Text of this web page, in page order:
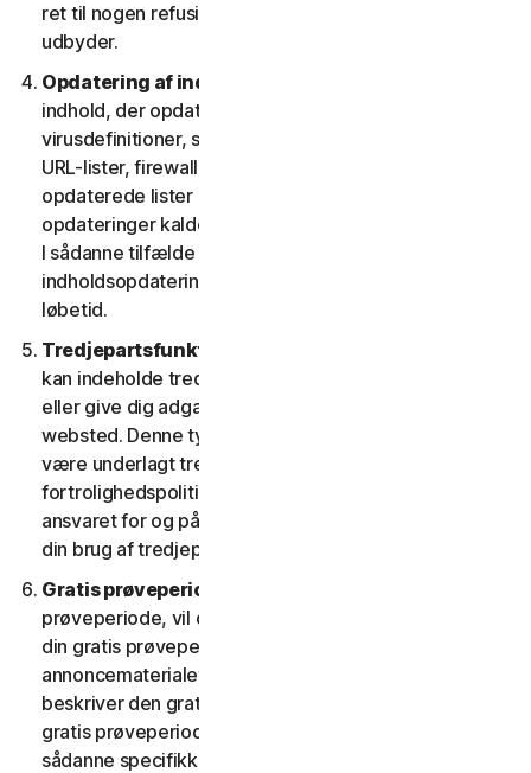
ret til nogen refusion af os af gebyrer, du betaler til en
udbyder.
Opdatering af indhold.
indhold, der opdateres med jævne mellemrum, såsom
virusdefinitioner, spywaredefinitioner, antispamregler,
URL-lister, firewallregler, data om sikkerhedshuller og
opdaterede lister over godkendte websteder. Disse
opdateringer kaldes under ét "indholdsopdateringer".
I sådanne tilfælde har du adgang til gældende
indholdsopdateringer til tjenesterne i tjenestens
løbetid.
Tredjepartsfunktioner eller -indhold.
kan indeholde tredjepartsfunktioner og -funktionalitet
eller give dig adgang til indhold på en tredjeparts
websted. Denne type funktioner eller indhold kan
være underlagt tredjeparters tjenestevilkår og
fortrolighedspolitikker. Du anerkender alene at have
ansvaret for og påtager dig enhver risiko, der følger af
din brug af tredjepartsressourcer.
Gratis prøveperioder.
prøveperiode, vil de specifikke vilkår, der gælder for
din gratis prøveperiode, blive angivet ved tilmelding, i
annoncematerialet og/eller dokumentationen, der
beskriver den gratis prøveperiode. Din brug af den
gratis prøveperiode afhænger af, at du efterlever
sådanne specifikke betingelser.